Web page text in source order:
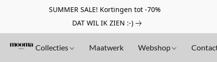
SUMMER SALE! Kortingen tot -70%
DAT WIL IK ZIEN :-)
Collecties Maatwerk Webshop